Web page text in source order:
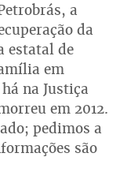
a
da
estatal de
em
na Justiça
em 2012.
pedimos a
são